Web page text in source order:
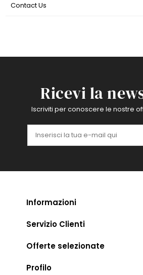
Contact Us
Ricevi la
Iscriviti per conoscere le nostre
Informazioni
Servizio Clienti
Offerte selezionate
Profilo